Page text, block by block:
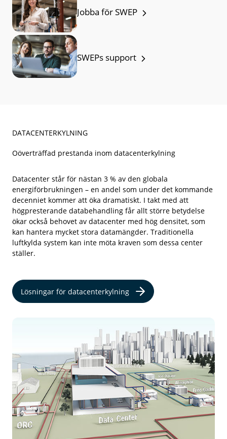
Jobba för SWEP
SWEPs support
DATACENTERKYLNING
Oöverträffad prestanda inom datacenterkylning
Datacenter står för nästan 3 % av den globala
energiförbrukningen – en andel som under det kommande
decenniet kommer att öka dramatiskt. I takt med att
högpresterande databehandling får allt större betydelse
ökar också behovet av datacenter med hög densitet, som
kan hantera mycket stora datamängder. Traditionella
luftkylda system kan inte möta kraven som dessa center
ställer.
Lösningar för datacenterkylning